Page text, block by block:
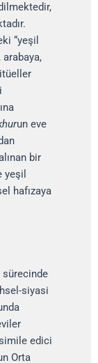
“yeşil
arabaya,
un eve
bir
yeşil
hafızaya
sürecinde
siyasi
edici
Orta